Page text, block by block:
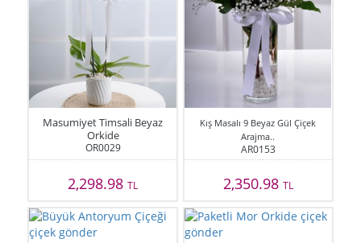
Masumiyet Timsali Beyaz
Orkide
OR0029
2,298.98TL
Kış Masalı 9 Beyaz Gül Çiçek
Arajma..
AR0153
2,350.98 TL